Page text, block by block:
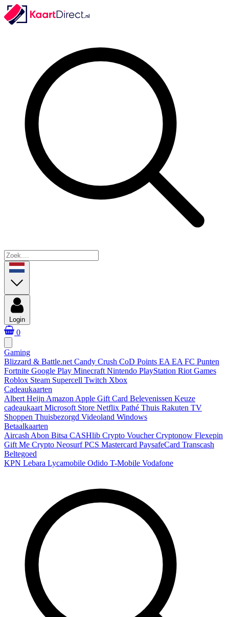
Login
0
Gaming
Blizzard & Battle.net Candy Crush CoD Points EA EA FC Punten
Fortnite Google Play Minecraft Nintendo PlayStation Riot Games
Roblox Steam Supercell Twitch Xbox
Cadeaukaarten
Albert Heijn Amazon Apple Gift Card Belevenissen Keuze
cadeaukaart Microsoft Store Netflix Pathé Thuis Rakuten TV
Shoppen Thuisbezorgd Videoland Windows
Betaalkaarten
Aircash Abon Bitsa CASHlib Crypto VoucherCryptonow Flexepin
Gift Me Crypto NeosurfPCS Mastercard PaysafeCard Transcash
Beltegoed
KPN Lebara Lycamobile Odido T-Mobile Vodafone